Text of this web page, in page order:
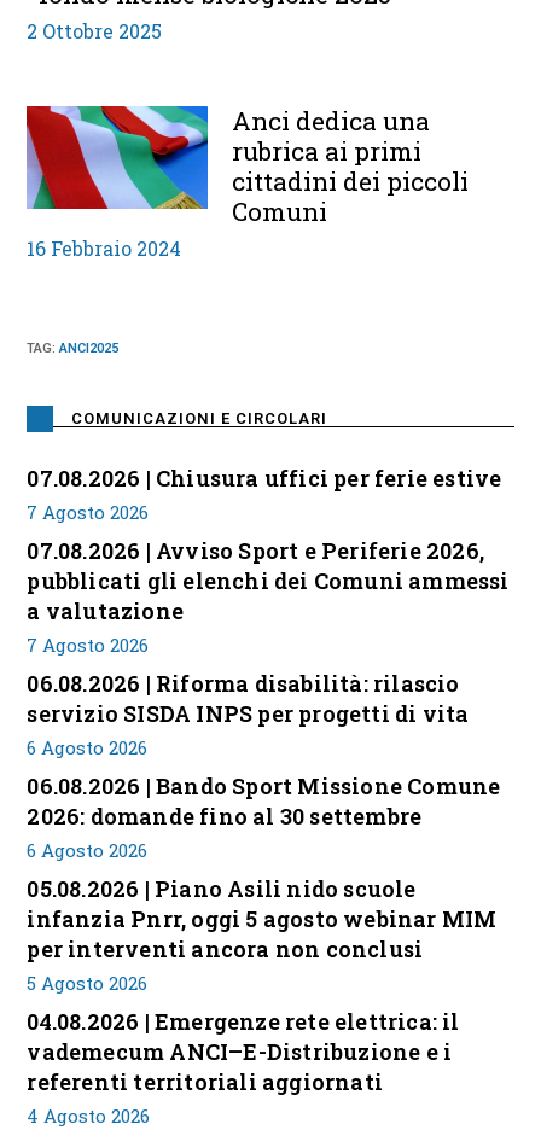
2 Ottobre 2025
Anci dedica una
rubrica ai primi
cittadini dei piccoli
Comuni
16 Febbraio 2024
TAG:ANCI2025
COMUNICAZIONI E CIRCOLARI
07.08.2026 | Chiusura uffici per ferie estive
7 Agosto 2026
07.08.2026 | Avviso Sport e Periferie 2026,
pubblicati gli elenchi dei Comuni ammessi
a valutazione
7 Agosto 2026
06.08.2026 | Riforma disabilità: rilascio
servizio SISDA INPS per progetti di vita
6 Agosto 2026
06.08.2026 | Bando Sport Missione Comune
2026: domande fino al 30 settembre
6 Agosto 2026
05.08.2026 | Piano Asili nido scuole
infanzia Pnrr, oggi 5 agosto webinar MIM
per interventi ancora non conclusi
5 Agosto 2026
04.08.2026 | Emergenze rete elettrica: il
vademecum ANCI–E-Distribuzione e i
referenti territoriali aggiornati
4 Agosto 2026